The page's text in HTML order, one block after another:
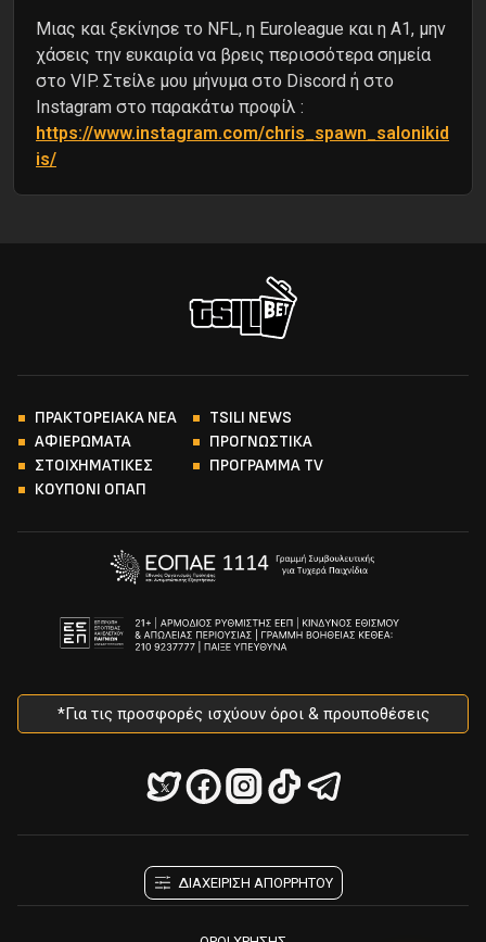
Μιας και ξεκίνησε το NFL, η Euroleague και η Α1, μην
χάσεις την ευκαιρία να βρεις περισσότερα σημεία
στο VIP. Στείλε μου μήνυμα στο Discord ή στο
Instagram στο παρακάτω προφίλ :
https://www.instagram.com/chris_spawn_salonikid
is/
ΠΡΑΚΤΟΡΕΙΑΚΑ ΝΕΑ
TSILI NEWS
ΑΦΙΕΡΩΜΑΤΑ
ΠΡΟΓΝΩΣΤΙΚΑ
ΣΤΟΙΧΗΜΑΤΙΚΕΣ
ΠΡΟΓΡΑΜΜΑ TV
ΚΟΥΠΟΝΙ ΟΠΑΠ
*Για τις προσφορές ισχύουν όροι & προυποθέσεις
ΔΙΑΧΕΙΡΙΣΗ ΑΠΟΡΡΗΤΟΥ